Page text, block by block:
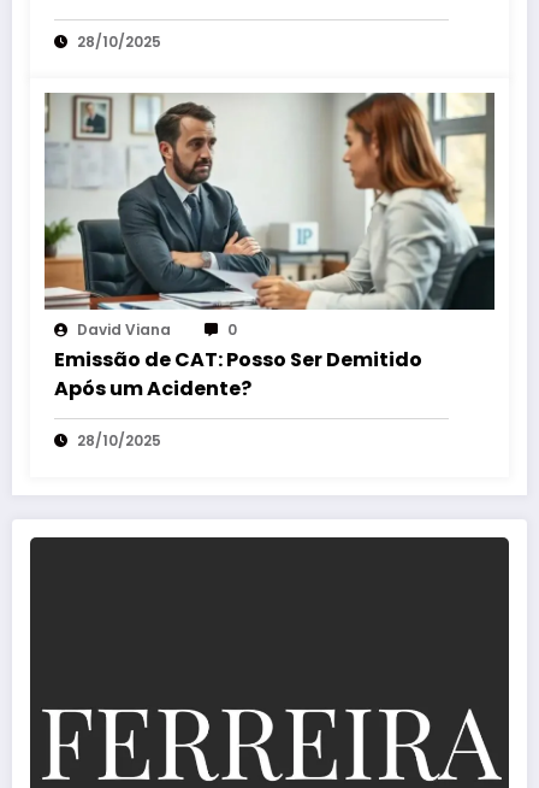
28/10/2025
David Viana 0
Emissão de CAT: Posso Ser Demitido
Após um Acidente?
28/10/2025